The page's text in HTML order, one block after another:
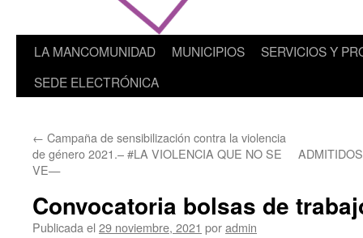
LA MANCOMUNIDAD MUNICIPIOS
SERVICIOS Y
SEDE ELECTRÓNICA
← Campaña de sensibilización contra la violencia
de género 2021.– #LA VIOLENCIA QUE NO SE
VE—
Convocatoria bolsas de
Publicada el 29 noviembre, 2021 poradmin